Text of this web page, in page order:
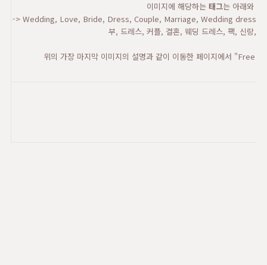
이미지에 해당하는 태그는 아래와 같
-> Wedding, Love, Bride, Dress, Couple, Marriage, Wedding dress,
부, 드레스, 커플, 결혼, 웨딩 드레스, 팩, 신랑,
위의 가장 마지막 이미지의 설명과 같이 이동한 페이지에서 "Free